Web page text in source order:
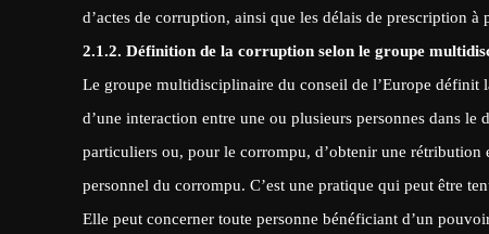
d’actes de corruption, ainsi que les délais de prescription à
2.1.2. Définition de la corruption selon le groupe
Le groupe multidisciplinaire du conseil de l’Europe définit
d’une interaction entre une ou plusieurs personnes dans
particuliers ou, pour le corrompu, d’obtenir une rétribution
personnel du corrompu. C’est une pratique qui peut être
Elle peut concerner toute personne bénéficiant d’un